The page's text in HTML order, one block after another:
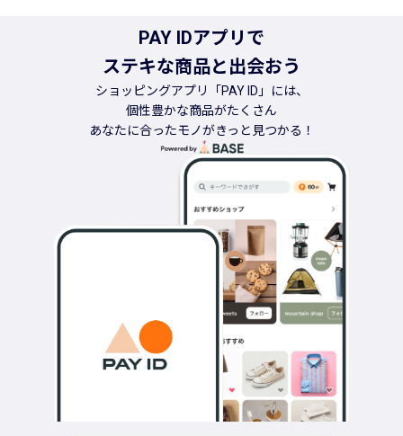
PAY IDアプリで
ステキな商品と出会おう
ショッピングアプリ「PAY ID」には、
個性豊かな商品がたくさん
あなたに合ったモノがきっと見つかる！